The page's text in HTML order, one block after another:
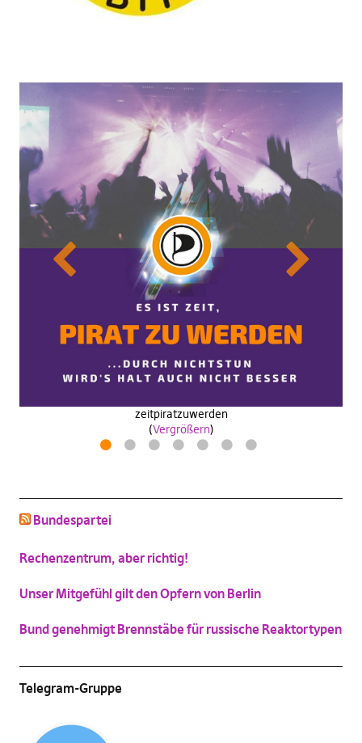
Previous
zeitpiratzuwerden
(Vergrößern)
Wähle
(Vergrößern)
antifanatische aktion
(Vergrößern)
(Vergrößern
industrie40wasa
(Vergrößern)
Drosselkom
(Vergrößern
Next
1 2 3 4 5 6 7
Bundespartei
Rechenzentrum, aber richtig!
Unser Mitgefühl gilt den Opfern von Berlin
Bund genehmigt Brennstäbe für russische Reaktortypen
Telegram-Gruppe